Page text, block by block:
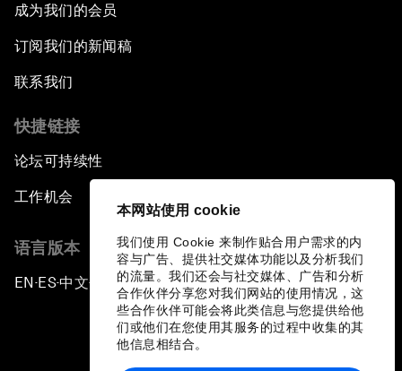
本网站使用 cookie
我们使用 Cookie 来制作贴合用户需求的内
容与广告、提供社交媒体功能以及分析我们
的流量。我们还会与社交媒体、广告和分析
合作伙伴分享您对我们网站的使用情况，这
些合作伙伴可能会将此类信息与您提供给他
们或他们在您使用其服务的过程中收集的其
他信息相结合。
成为我们的会员
订阅我们的新闻稿
联系我们
快捷链接
论坛可持续性
工作机会
语言版本
EN ▪ES▪中文▪ 日本語